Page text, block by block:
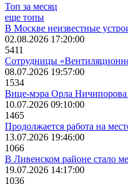
Топ за месяц
еще топы
В Москве неизвестные
02.08.2026 17:20:00
5411
Сотрудницы
08.07.2026 19:57:00
1534
Вице-мэра Орла Ничипорова
10.07.2026 09:10:00
1465
Продолжается работа на
13.07.2026 19:46:00
1066
В Ливенском районе стало
19.07.2026 14:17:00
1036